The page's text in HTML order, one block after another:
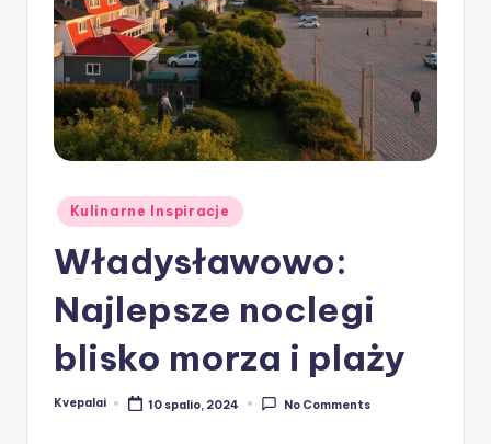
Posted
in
Kulinarne Inspiracje
Władysławowo:
Najlepsze noclegi
blisko morza i plaży
Posted
Kvepalai 10 spalio, 2024 No Comments